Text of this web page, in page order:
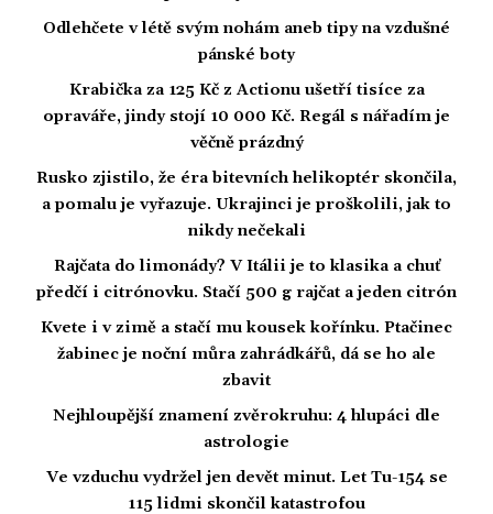
Odlehčete v létě svým nohám aneb tipy na vzdušné
pánské boty
Krabička za 125 Kč z Actionu ušetří tisíce za
opraváře, jindy stojí 10 000 Kč. Regál s nářadím je
věčně prázdný
Rusko zjistilo, že éra bitevních helikoptér skončila,
a pomalu je vyřazuje. Ukrajinci je proškolili, jak to
nikdy nečekali
Rajčata do limonády? V Itálii je to klasika a chuť
předčí i citrónovku. Stačí 500 g rajčat a jeden citrón
Kvete i v zimě a stačí mu kousek kořínku. Ptačinec
žabinec je noční můra zahrádkářů, dá se ho ale
zbavit
Nejhloupější znamení zvěrokruhu: 4 hlupáci dle
astrologie
Ve vzduchu vydržel jen devět minut. Let Tu-154 se
115 lidmi skončil katastrofou